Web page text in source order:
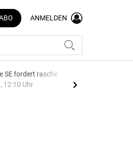
ANMELDEN
SE fordert rasche
12:10 Uhr